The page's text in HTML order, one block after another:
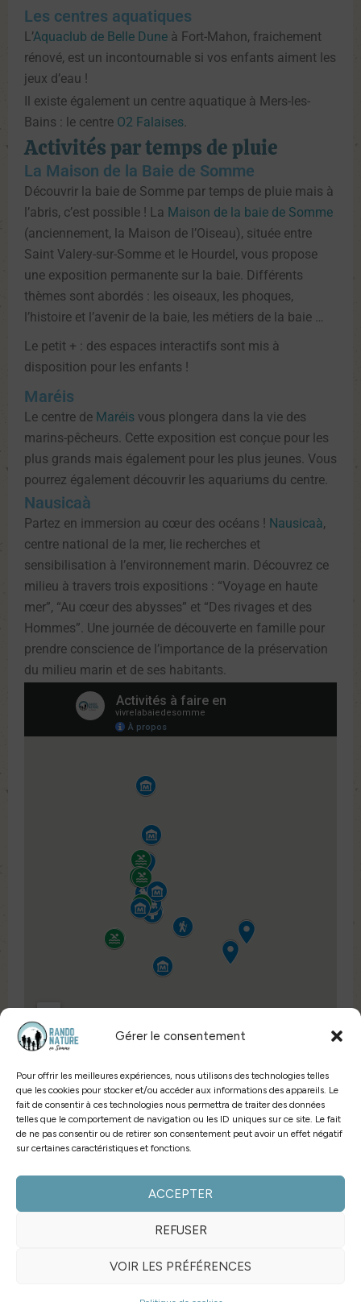
Gérer le consentement
Pour offrir les meilleures expériences, nous utilisons des technologies telles
que les cookies pour stocker et/ou accéder aux informations des appareils. Le
fait de consentir à ces technologies nous permettra de traiter des données
telles que le comportement de navigation ou les ID uniques sur ce site. Le fait
de ne pas consentir ou de retirer son consentement peut avoir un effet négatif
sur certaines caractéristiques et fonctions.
ACCEPTER
REFUSER
VOIR LES PRÉFÉRENCES
Les centres aquatiques
L’Aquaclub de Belle Dune à Fort-Mahon, fraichement
rénové, est un incontournable si vos enfants aiment les
jeux d’eau !
Il existe également un centre aquatique à Mers-les-
Bains : le centre O2 Falaises.
Activités par temps de pluie
La Maison de la Baie de Somme
Découvrir la baie de Somme par temps de pluie mais à
l’abris, c’est possible ! La Maison de la baie de Somme
(anciennement, la Maison de l’Oiseau), située entre
Saint Valery-sur-Somme et le Hourdel, vous propose
une exposition permanente sur la baie. Différents
thèmes sont abordés : les oiseaux, les phoques,
l’histoire et l’avenir de la baie, les métiers de la baie …
Le petit + : des espaces interactifs sont mis à
disposition pour les enfants !
Maréis
Le centre de Maréis vous plongera dans la vie des
marins-pêcheurs. Cette exposition est conçue pour les
plus grands mais également pour les plus jeunes. Vous
pourrez également découvrir les aquariums du centre.
Nausicaà
Partez en immersion au cœur des océans ! Nausicaà,
centre national de la mer, lie recherches et
sensibilisation à l’environnement marin. Découvrez ce
milieu à travers trois expositions : “Voyage en haute
mer”, “Au cœur des abysses” et “Des rivages et des
Hommes”. Une journée de découverte en famille pour
prendre conscience de l’importance de la préservation
du milieu marin et de ses habitants.
CONDITIONS GÉNÉRALES DE VENTES
RÉSERVER
NOUS CONTACTER
LIVRE D'OR